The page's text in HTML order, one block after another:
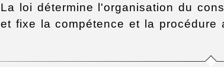
La loi détermine l'organisation du
et fixe la compétence et la procédure